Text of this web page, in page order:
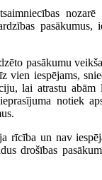
pasākumus,
pasākumu
vien iespējams,
lai atrastu abām
notiek
rīcība un nav
drošības